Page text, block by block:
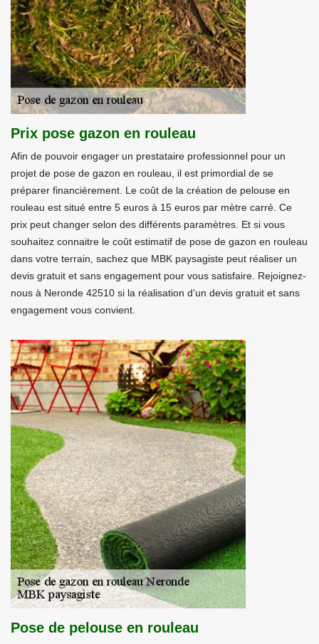
Prix pose gazon en rouleau
Afin de pouvoir engager un prestataire professionnel pour un
projet de pose de gazon en rouleau, il est primordial de se
préparer financièrement. Le coût de la création de pelouse en
rouleau est situé entre 5 euros à 15 euros par mètre carré. Ce
prix peut changer selon des différents paramètres. Et si vous
souhaitez connaitre le coût estimatif de pose de gazon en rouleau
dans votre terrain, sachez que MBK paysagiste peut réaliser un
devis gratuit et sans engagement pour vous satisfaire. Rejoignez-
nous à Neronde 42510 si la réalisation d’un devis gratuit et sans
engagement vous convient.
Pose de pelouse en rouleau